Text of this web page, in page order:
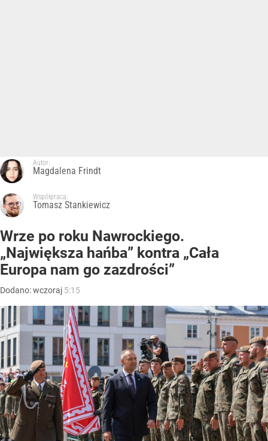
Autor:
Magdalena Frindt
Współpraca:
Tomasz Stankiewicz
Wrze po roku Nawrockiego.
„Największa hańba” kontra „Cała
Europa nam go zazdrości”
Dodano:wczoraj 5:15